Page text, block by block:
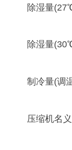
除湿量
除湿量
制冷量(调温
压缩机名义